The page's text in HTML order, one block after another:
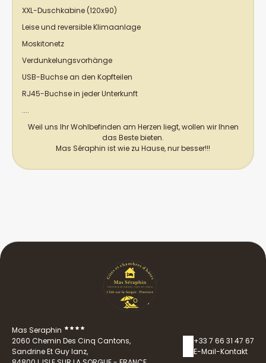
XXL-Duschkabine (120x90)
Leise und reversible Klimaanlage
Moskitonetz
Verdunkelungsvorhänge
USB-Buchse an den Kopfteilen
RJ45-Buchse in jeder Unterkunft
....
Weil uns Ihr Wohlbefinden am Herzen liegt, wollen wir Ihnen
das Beste bieten.
Mas Séraphin ist wie zu Hause, nur besser!!!
Mas Seraphin
2060 Chemin Des Cinq Cantons,
Sandrine Et Guy Ianz,
+33 7 66 31 47 67
E-Mail-Kontakt